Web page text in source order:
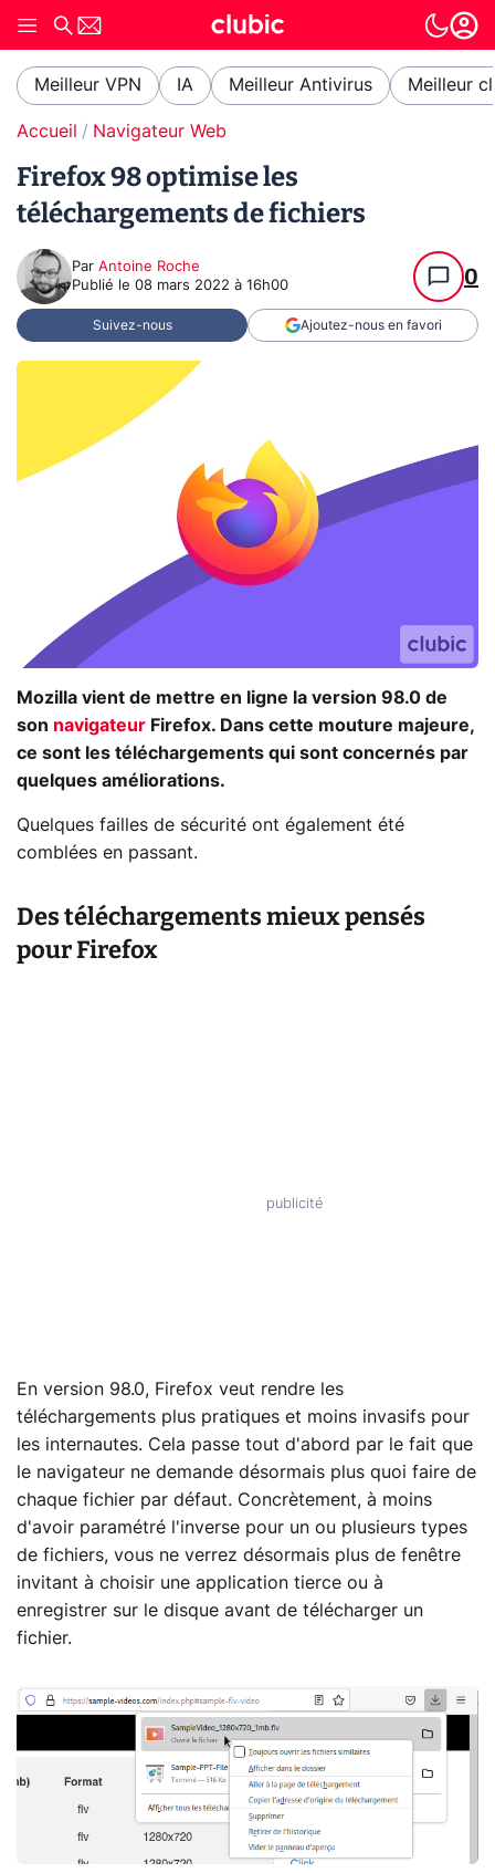
Meilleur VPN IA Meilleur Antivirus Meilleur
Accueil Navigateur Web
Firefox 98 optimise les
téléchargements de fichiers
Par Antoine Roche
Publié le 08 mars 2022 à 16h00 0
Suivez-nous Ajoutez-nous en favori
Mozilla vient de mettre en ligne la version 98.0 de
son navigateur Firefox. Dans cette mouture majeure,
ce sont les téléchargements qui sont concernés par
quelques améliorations.
Quelques failles de sécurité ont également été
comblées en passant.
Des téléchargements mieux pensés
pour Firefox
En version 98.0, Firefox veut rendre les
téléchargements plus pratiques et moins invasifs pour
les internautes. Cela passe tout d'abord par le fait que
le navigateur ne demande désormais plus quoi faire de
chaque fichier par défaut. Concrètement, à moins
d'avoir paramétré l'inverse pour un ou plusieurs types
de fichiers, vous ne verrez désormais plus de fenêtre
invitant à choisir une application tierce ou à
enregistrer sur le disque avant de télécharger un
fichier.